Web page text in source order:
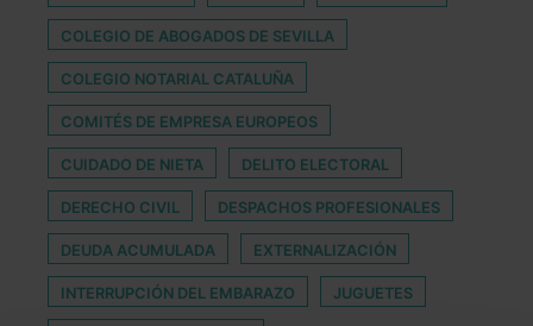
COLEGIO DE ABOGADOS DE SEVILLA
COLEGIO NOTARIAL CATALUÑA
COMITÉS DE EMPRESA EUROPEOS
CUIDADO DE NIETA DELITO ELECTORAL
DERECHO CIVIL DESPACHOS PROFESIONALES
DEUDA ACUMULADA EXTERNALIZACIÓN
INTERRUPCIÓN DEL EMBARAZO JUGUETES